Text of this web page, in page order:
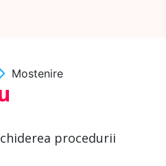
Mostenire
procedurii